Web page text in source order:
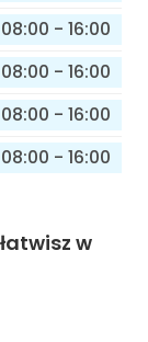
08:00 - 16:00
08:00 - 16:00
08:00 - 16:00
08:00 - 16:00
w